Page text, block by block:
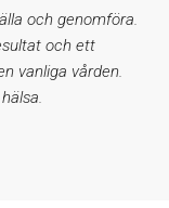
och genomföra.
och ett
vanliga vården.